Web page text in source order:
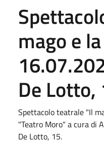
mago e
De Lotto,
Spettacolo teatrale "Il
"Teatro Moro" a cura di
De Lotto, 15.